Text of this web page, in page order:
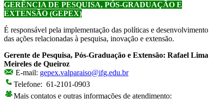
GERÊNCIA DE PESQUISA, PÓS-GRADUAÇÃO E
EXTENSÃO (GEPEX)
É responsável pela implementação das políticas e desenvolvimento
das ações relacionadas à pesquisa, inovação e extensão.
Gerente de Pesquisa, Pós-Graduação e Extensão: Rafael Lima
Meireles de Queiroz
E-mail: gepex.valparaiso@ifg.edu.br
Telefone: 61-2101-0903
Mais contatos e outras informações de atendimento: